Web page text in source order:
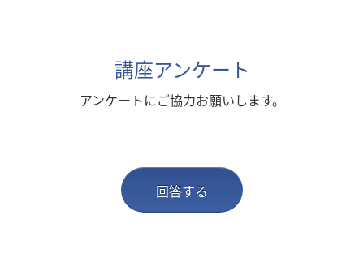
講座アンケート
アンケートにご協力お願いします。
回答する